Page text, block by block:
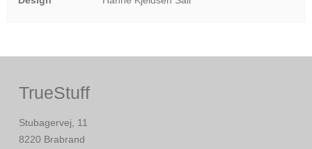
TrueStuff
Stubagervej, 11
8220 Brabrand